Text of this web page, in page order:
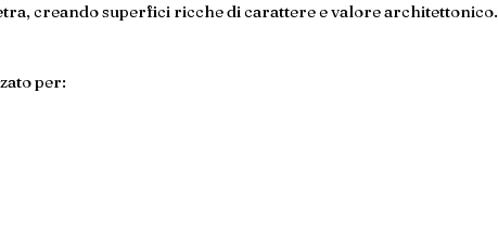
creando superfici ricche di carattere e valore architettonico.
per: